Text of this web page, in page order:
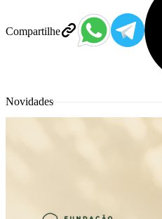
Compartilhe
Novidades